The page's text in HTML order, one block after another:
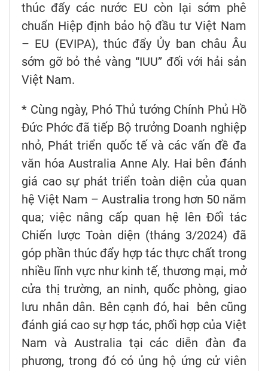
thúc đẩy các nước EU còn lại sớm phê
chuẩn Hiệp định bảo hộ đầu tư Việt Nam
– EU (EVIPA), thúc đẩy Ủy ban châu Âu
sớm gỡ bỏ thẻ vàng “IUU” đối với hải sản
Việt Nam.
* Cùng ngày, Phó Thủ tướng Chính Phủ Hồ
Đức Phớc đã tiếp Bộ trưởng Doanh nghiệp
nhỏ, Phát triển quốc tế và các vấn đề đa
văn hóa Australia Anne Aly. Hai bên đánh
giá cao sự phát triển toàn diện của quan
hệ Việt Nam – Australia trong hơn 50 năm
qua; việc nâng cấp quan hệ lên Đối tác
Chiến lược Toàn diện (tháng 3/2024) đã
góp phần thúc đẩy hợp tác thực chất trong
nhiều lĩnh vực như kinh tế, thương mại, mở
cửa thị trường, an ninh, quốc phòng, giao
lưu nhân dân. Bên cạnh đó, hai bên cũng
đánh giá cao sự hợp tác, phối hợp của Việt
Nam và Australia tại các diễn đàn đa
phương, trong đó có ủng hộ ứng cử viên